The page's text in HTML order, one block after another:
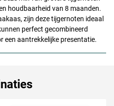
houdbaarheid van 8 maanden.
zijn deze tijgernoten ideaal
perfect gecombineerd
een aantrekkelijke presentatie.